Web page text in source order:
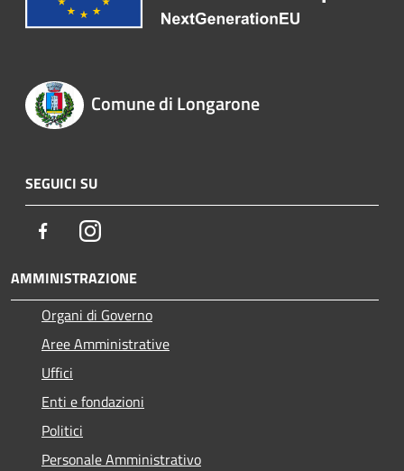
Comune di Longarone
SEGUICI SU
FacebookInstagram
AMMINISTRAZIONE
Organi di Governo
Aree Amministrative
Uffici
Enti e fondazioni
Politici
Personale Amministrativo